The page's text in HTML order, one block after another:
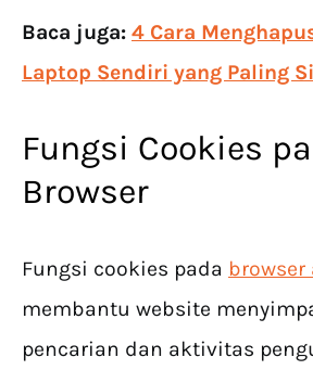
Baca juga: 4 Cara
Laptop Sendiri yang Paling
Fungsi Cookies
Browser
Fungsi cookies pada browser
membantu website
pencarian dan aktivitas